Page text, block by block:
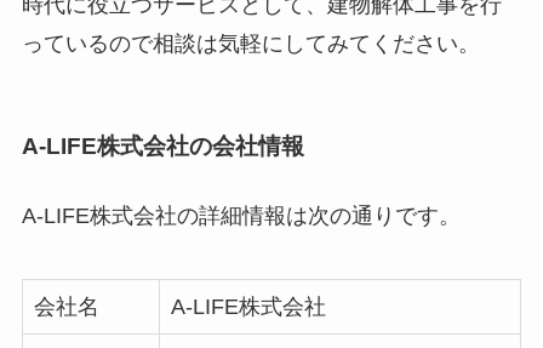
っているので相談は気軽にしてみてください。
A-LIFE株式会社の会社情報
A-LIFE株式会社の詳細情報は次の通りです。
会社名 A-LIFE株式会社